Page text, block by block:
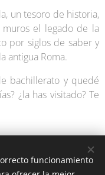
un tesoro de historia,
el legado de la
por siglos de saber y
antigua Roma.
bachillerato y quedé
¿la has visitado? Te
funcionamiento